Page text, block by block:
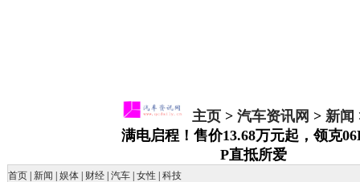
主页> 汽车资讯网 > 新闻
满电启程！售价13.68万元起，领克
P直抵所爱
首页 新闻 娱体 财经 汽车 女性 科技